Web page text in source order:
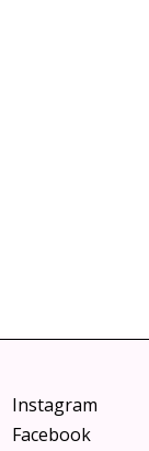
Instagram
Facebook